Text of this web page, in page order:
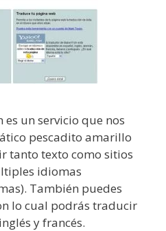
un servicio que nos
pescadito amarillo
tanto texto como sitios
idiomas
También puedes
lo cual podrás traducir
y francés.